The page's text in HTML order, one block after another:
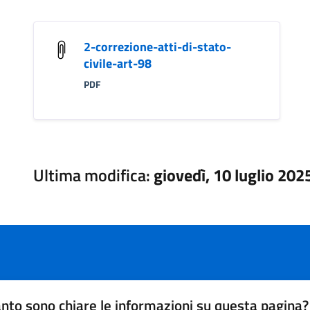
2-correzione-atti-di-stato-
civile-art-98
PDF
Ultima modifica:giovedì, 10 luglio
sono chiare le informazioni su questa pagina?